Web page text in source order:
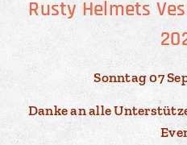
Rusty Helmets
Sonntag 07
Danke an alle